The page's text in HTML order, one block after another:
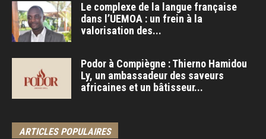
Le complexe de la langue française
dans l’UEMOA : un frein à la
valorisation des...
Podor à Compiègne : Thierno Hamidou
Ly, un ambassadeur des saveurs
africaines et un bâtisseur...
ARTICLES POPULAIRES